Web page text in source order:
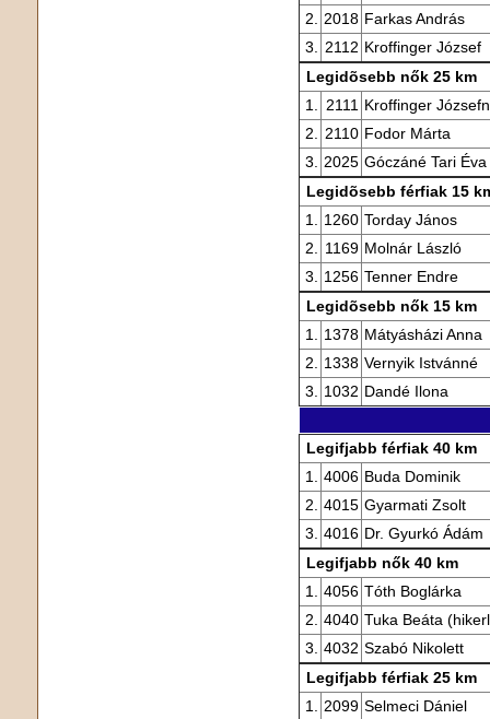
2.
2018 Farkas András
3.
2112 Kroffinger József
Legidõsebb nők 25 km
1.
2111 Kroffinger
2.
2110 Fodor Márta
3.
2025 Góczáné Tari Éva
Legidõsebb férfiak 15
1.
1260 Torday János
2.
1169 Molnár László
3.
1256 Tenner Endre
Legidõsebb nők 15 km
1.
1378 Mátyásházi Anna
2.
1338 Vernyik Istvánné
3.
1032 Dandé Ilona
Legifjabb férfiak 40 km
1.
4006 Buda Dominik
2.
4015 Gyarmati Zsolt
3.
4016 Dr. Gyurkó Ádám
Legifjabb nők 40 km
1.
4056 Tóth Boglárka
2.
4040 Tuka Beáta
3.
4032 Szabó Nikolett
Legifjabb férfiak 25 km
1.
2099 Selmeci Dániel